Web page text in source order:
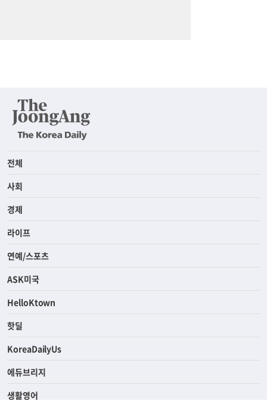
전체
사회
경제
라이프
연예/스포츠
ASK미국
HelloKtown
핫딜
KoreaDailyUs
에듀브리지
생활영어